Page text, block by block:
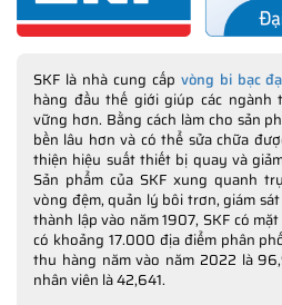
SKF là nhà cung cấp vòng bi bạc
hàng đầu thế giới giúp các ngành
vững hơn. Bằng cách làm cho sản
bền lâu hơn và có thể sửa chữa
thiện hiệu suất thiết bị quay và
Sản phẩm của SKF xung quanh
vòng đệm, quản lý bôi trơn, giám
thành lập vào năm 1907, SKF có
có khoảng 17.000 địa điểm phân
thu hàng năm vào năm 2022 là
nhân viên là 42,641.